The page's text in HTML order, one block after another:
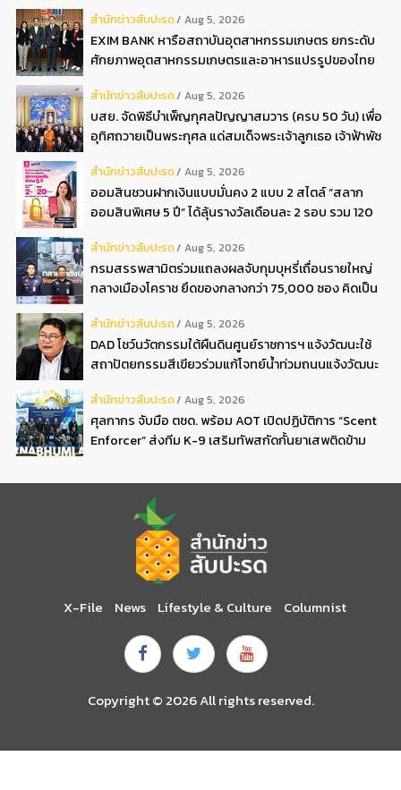
สํานักข่าวสับปะรด Aug 5, 2026
EXIM BANK หารือสถาบันอุตสาหกรรมเกษตร ยกระดับ
ศักยภาพอุตสาหกรรมเกษตรและอาหารแปรรูปของไทย
สํานักข่าวสับปะรด Aug 5, 2026
บสย. จัดพิธีบำเพ็ญกุศลปัญญาสมวาร (ครบ 50 วัน) เพื่อ
อุทิศถวายเป็นพระกุศล แด่สมเด็จพระเจ้าลูกเธอ เจ้าฟ้าพัช
สํานักข่าวสับปะรด Aug 5, 2026
ออมสินชวนฝากเงินแบบมั่นคง 2 แบบ 2 สไตล์ “สลาก
ออมสินพิเศษ 5 ปี” ได้ลุ้นรางวัลเดือนละ 2 รอบ รวม 120
ทุกเดือนเทียบเท่าฝากประจำ 1.52 ต่อปี ไม่ต้องเสียภาษี
สํานักข่าวสับปะรด Aug 5, 2026
กรมสรรพสามิตร่วมแถลงผลจับกุมบุหรี่เถื่อนรายใหญ่
กลางเมืองโคราช ยึดของกลางกว่า 75,000 ซอง คิดเป็น
สํานักข่าวสับปะรด Aug 5, 2026
DAD โชว์นวัตกรรมใต้ผืนดินศูนย์ราชการฯ แจ้งวัฒนะใช้
สถาปัตยกรรมสีเขียวร่วมแก้โจทย์น้ำท่วมถนนแจ้งวัฒนะ
สํานักข่าวสับปะรด Aug 5, 2026
ศุลกากร จับมือ ตชด. พร้อม AOT เปิดปฏิบัติการ “Scent
Enforcer” ส่งทีม K-9 เสริมทัพสกัดกั้นยาเสพติดข้าม
X-File News Lifestyle & Culture Columnist
Copyright © 2026 All rights reserved.